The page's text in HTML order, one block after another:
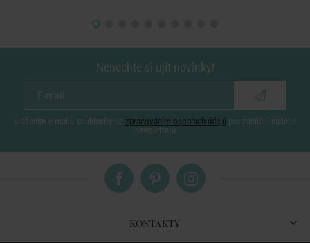
Nenechte si ujít novinky!
vložením e-mailu souhlasíte se zpracováním osobních údajů pro zasílání našeho
newsletteru
KONTAKTY